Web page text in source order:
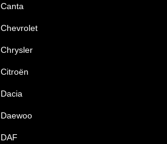
Canta
Chevrolet
Chrysler
Citroën
Dacia
Daewoo
DAF